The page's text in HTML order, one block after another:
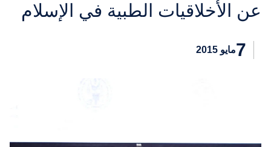
عن الأخلاقيات الطبية في الإسلام
7مايو 2015